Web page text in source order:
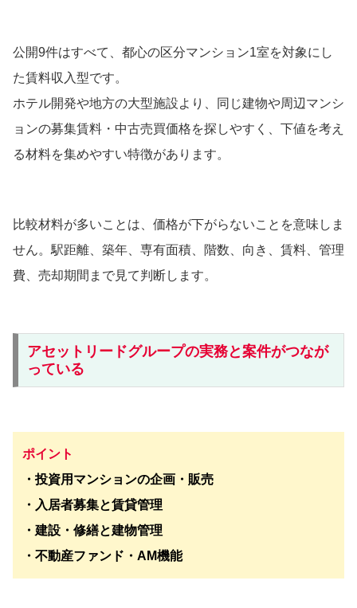
公開9件はすべて、都心の区分マンション1室を対象にし
た賃料収入型です。
ホテル開発や地方の大型施設より、同じ建物や周辺マンシ
ョンの募集賃料・中古売買価格を探しやすく、下値を考え
る材料を集めやすい特徴があります。
比較材料が多いことは、価格が下がらないことを意味しま
せん。駅距離、築年、専有面積、階数、向き、賃料、管理
費、売却期間まで見て判断します。
アセットリードグループの実務と案件がつなが
っている
ポイント
・投資用マンションの企画・販売
・入居者募集と賃貸管理
・建設・修繕と建物管理
・不動産ファンド・AM機能